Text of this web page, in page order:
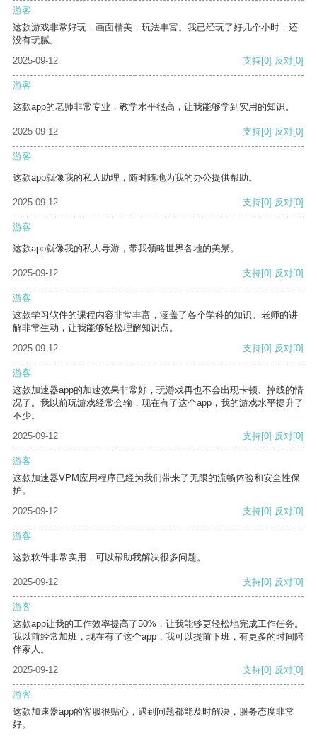
游客
这款游戏非常好玩，画面精美，玩法丰富。我已经玩了好几个小时，还
没有玩腻。
2025-09-12
支持[0] 反对[0]
游客
这款app的老师非常专业，教学水平很高，让我能够学到实用的知识。
2025-09-12 支持[0] 反对[0]
游客
这款app就像我的私人助理，随时随地为我的办公提供帮助。
2025-09-12 支持[0] 反对[0]
游客
这款app就像我的私人导游，带我领略世界各地的美景。
2025-09-12 支持[0] 反对[0]
游客
这款学习软件的课程内容非常丰富，涵盖了各个学科的知识。老师的讲
解非常生动，让我能够轻松理解知识点。
2025-09-12
支持[0] 反对[0]
游客
这款加速器app的加速效果非常好，玩游戏再也不会出现卡顿、掉线的情
况了。我以前玩游戏经常会输，现在有了这个app，我的游戏水平提升了
不少。
2025-09-12
支持[0] 反对[0]
游客
这款加速器VPM应用程序已经为我们带来了无限的流畅体验和安全性保
护。
2025-09-12
支持[0] 反对[0]
游客
这款软件非常实用，可以帮助我解决很多问题。
2025-09-12 支持[0] 反对[0]
游客
这款app让我的工作效率提高了50%，让我能够更轻松地完成工作任务。
我以前经常加班，现在有了这个app，我可以提前下班，有更多的时间陪
伴家人。
2025-09-12
支持[0] 反对[0]
游客
这款加速器app的客服很贴心，遇到问题都能及时解决，服务态度非常
好。